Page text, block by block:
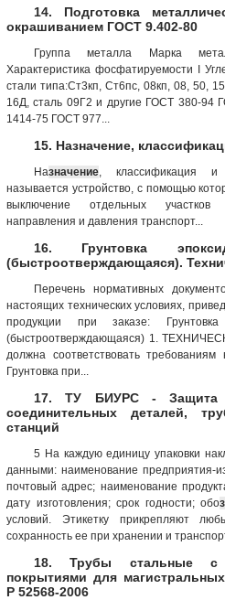
14. Подготовка
окрашиванием ГОСТ 9.402-80
Группа металла Марка
Характеристика фосфатируемости I
стали типа:Ст3кп, Ст6пс, 08кп, 08, 50,
16Д, сталь 09Г2 и другие ГОСТ 380-
1414-75 ГОСТ 977...
15. Назначение,
Назначение , классификация
называется устройство, с помощью
выключение отдельных участков
направления и давления транспорт...
16. Грунтовка
(быстроотверждающаяся).
Перечень нормативных
настоящих технических условиях,
продукции при заказе:
(быстроотверждающаяся) 1.
должна соответствовать требованиям
Грунтовка при...
17. ТУ БИУРС - Защита
соединительных деталей,
станций
5 На каждую единицу упаковки
данными: наименование предприятия-
почтовый адрес; наименование
дату изготовления; срок годности; обо
условий. Этикетку прикрепляют
сохранность ее при хранении и
18. Трубы стальные с
покрытиями для
Р 52568-2006